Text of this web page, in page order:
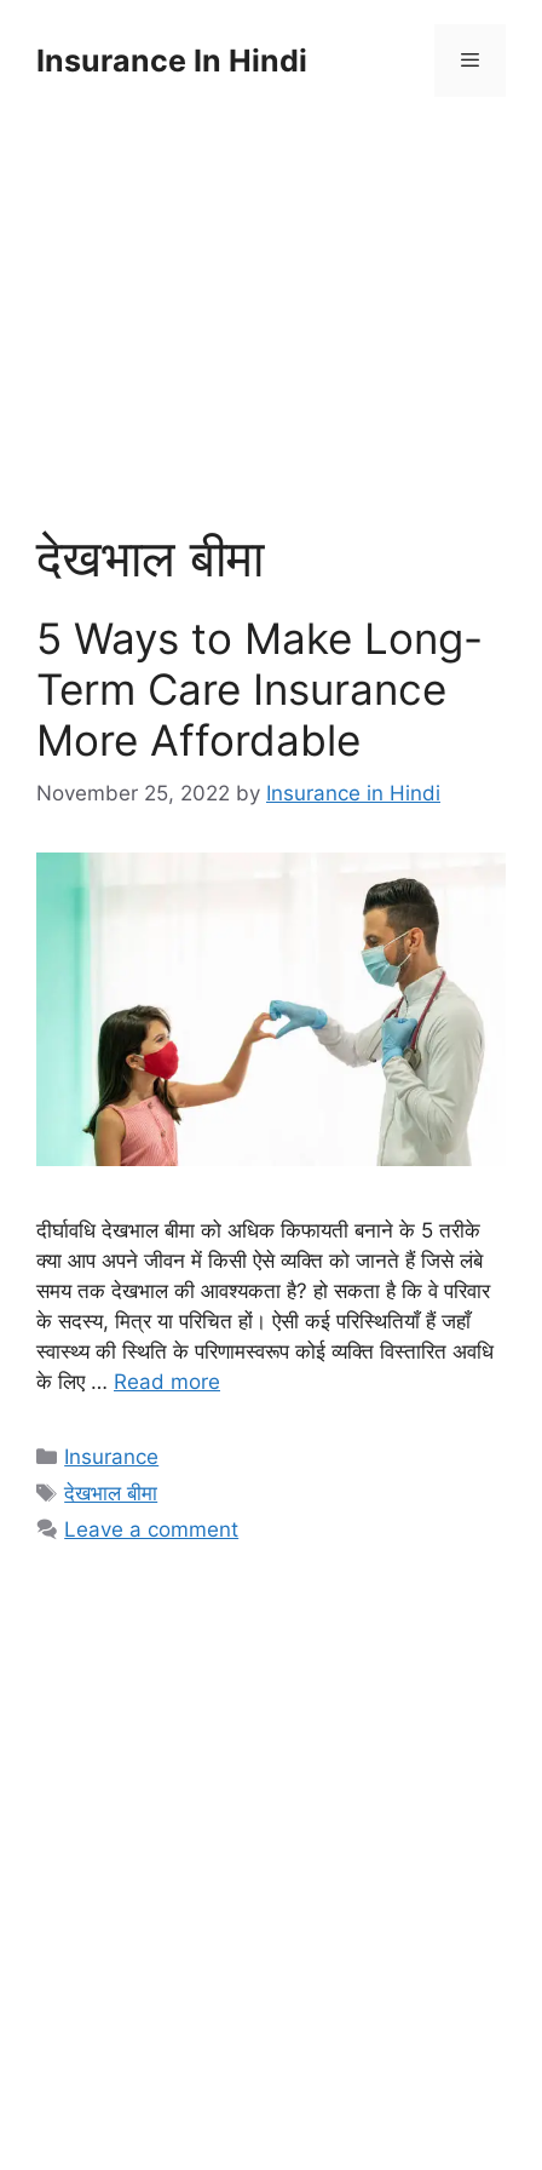
contentInsurance In Hindi
देखभाल बीमा
5 Ways to Make Long-
Term Care Insurance
More Affordable
November 25, 2022 by Insurance in Hindi
दीर्घावधि देखभाल बीमा को अधिक किफायती बनाने के 5 तरीके
क्या आप अपने जीवन में किसी ऐसे व्यक्ति को जानते हैं जिसे लंबे
समय तक देखभाल की आवश्यकता है? हो सकता है कि वे परिवार
के सदस्य, मित्र या परिचित हों। ऐसी कई परिस्थितियाँ हैं जहाँ
स्वास्थ्य की स्थिति के परिणामस्वरूप कोई व्यक्ति विस्तारित अवधि
के लिए … Read more
Categories
Insurance
Tags
देखभाल बीमा
Leave a comment